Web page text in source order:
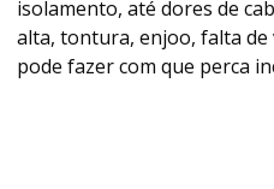
isolamento, até dores de
alta, tontura, enjoo, falta
pode fazer com que perca